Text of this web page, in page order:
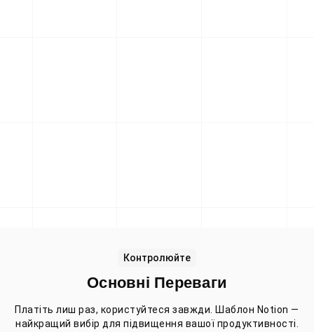
Контролюйте
Основні Переваги
Платіть лиш раз, користуйтеся завжди. Шаблон Notion —
найкращий вибір для підвищення вашої продуктивності.